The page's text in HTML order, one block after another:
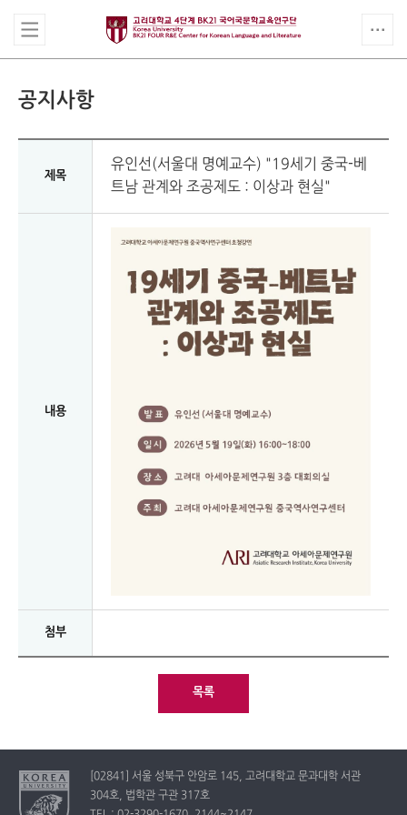
공지사항
제목
유인선(서울대 명예교수) "19세기 중국-베
트남 관계와 조공제도 : 이상과 현실"
내용
첨부
목록
[02841] 서울 성북구 안암로 145, 고려대학교 문과대학 서관
304호, 법학관 구관 317호